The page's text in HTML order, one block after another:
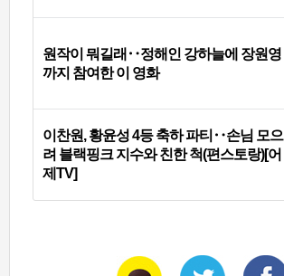
원작이 뭐길래‥정해인 강하늘에 장원영
까지 참여한 이 영화
이찬원, 황윤성 4등 축하 파티‥손님 모으
려 블랙핑크 지수와 친한 척(편스토랑)[어
제TV]